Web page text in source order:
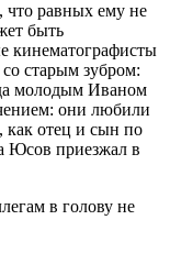
что равных ему не
быть
кинематографисты
старым зубром:
молодым Иваном
они любили
как отец и сын по
Юсов приезжал в
в голову не